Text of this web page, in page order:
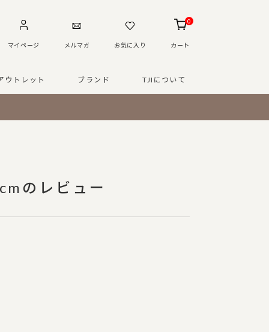
マイページ メルマガ お気に入り
0
カート
ウトレット ブランド TJIについて
のレビュー